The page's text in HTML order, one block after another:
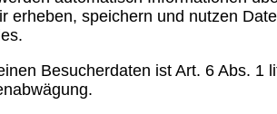
erheben, speichern und nutzen
Besucherdaten ist Art. 6 Abs. 1